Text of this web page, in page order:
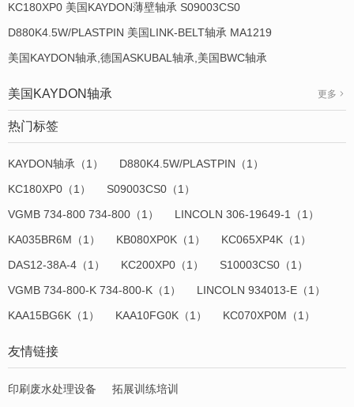
KC180XP0 美国KAYDON薄壁轴承 S09003CS0
D880K4.5W/PLASTPIN 美国LINK-BELT轴承 MA1219
美国KAYDON轴承,德国ASKUBAL轴承,美国BWC轴承
美国KAYDON轴承 更多
热门标签
KAYDON轴承（1）
D880K4.5W/PLASTPIN（1）
KC180XP0（1）
S09003CS0（1）
VGMB 734-800 734-800（1）
LINCOLN 306-19649-1（1）
KA035BR6M（1）
KB080XP0K（1）
KC065XP4K（1）
DAS12-38A-4（1）
KC200XP0（1）
S10003CS0（1）
VGMB 734-800-K 734-800-K（1）
LINCOLN 934013-E（1）
KAA15BG6K（1）
KAA10FG0K（1） KC070XP0M（1）
友情链接
印刷废水处理设备 拓展训练培训